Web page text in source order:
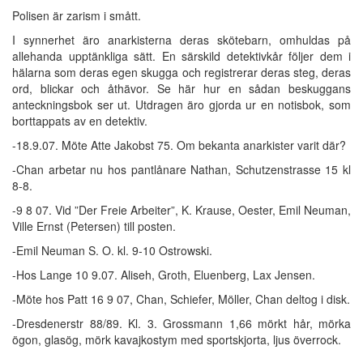
Polisen är zarism i smått.
I synnerhet äro anarkisterna deras skötebarn, omhuldas på
allehanda upptänkliga sätt. En särskild detektivkår följer dem i
hälarna som deras egen skugga och registrerar deras steg, deras
ord, blickar och åthävor. Se här hur en sådan beskuggans
anteckningsbok ser ut. Utdragen äro gjorda ur en notisbok, som
borttappats av en detektiv.
-18.9.07. Möte Atte Jakobst 75. Om bekanta anarkister varit där?
-Chan arbetar nu hos pantlånare Nathan, Schutzenstrasse 15 kl
8-8.
-9 8 07. Vid ”Der Freie Arbeiter”, K. Krause, Oester, Emil Neuman,
Ville Ernst (Petersen) till posten.
-Emil Neuman S. O. kl. 9-10 Ostrowski.
-Hos Lange 10 9.07. Aliseh, Groth, Eluenberg, Lax Jensen.
-Möte hos Patt 16 9 07, Chan, Schiefer, Möller, Chan deltog i disk.
-Dresdenerstr 88/89. Kl. 3. Grossmann 1,66 mörkt hår, mörka
ögon, glasög, mörk kavajkostym med sportskjorta, ljus överrock.